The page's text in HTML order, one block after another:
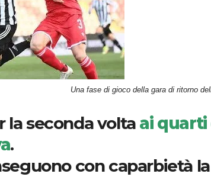
Una fase di gioco della gara di ritorno
la seconda volta ai
.
con caparbietà